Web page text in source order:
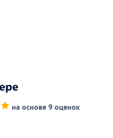
на основе 9 оценок